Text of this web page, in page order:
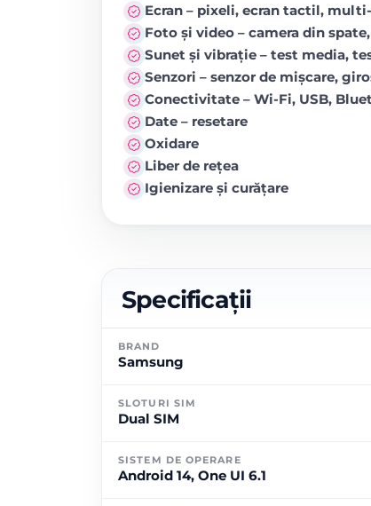
Ecran – pixeli, ecran tactil,
Foto și video – camera din
Sunet și vibrație – test media,
Senzori – senzor de mișcare,
Conectivitate – Wi-Fi, USB,
Date – resetare
Oxidare
Liber de rețea
Igienizare și curățare
Specificații
BRAND
Samsung
SLOTURI SIM
Dual SIM
SISTEM DE OPERARE
Android 14, One UI 6.1